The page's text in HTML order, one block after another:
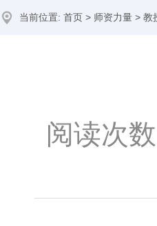
当前位置: 首页 > 师资力量 > 教
阅读次数